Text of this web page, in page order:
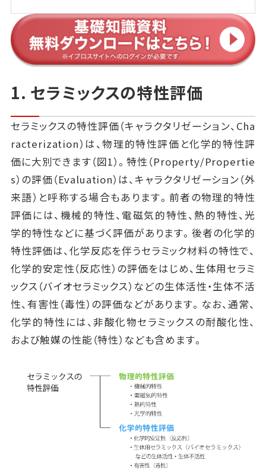
1. セラミックスの特性評価
セラミックスの特性評価（キャラクタリゼーション、Cha
racterization）は、物理的特性評価と化学的特性評
価に大別できます（図1）。特性（Property/Propertie
s）の評価（Evaluation）は、キャラクタリゼーション（外
来語）と呼称する場合もあります。前者の物理的特性
評価には、機械的特性、電磁気的特性、熱的特性、光
学的特性などに基づく評価があります。後者の化学的
特性評価は、化学反応を伴うセラミック材料の特性で、
化学的安定性（反応性）の評価をはじめ、生体用セラミ
ックス（バイオセラミックス）などの生体活性・生体不活
性、有害性（毒性）の評価などがあります。なお、通常、
化学的特性には、非酸化物セラミックスの耐酸化性、
および触媒の性能（特性）なども含めます。